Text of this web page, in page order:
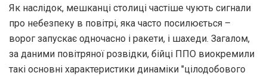
Як наслідок, мешканці столиці частіше чують сигнали
про небезпеку в повітрі, яка часто посилюється –
ворог запускає одночасно і ракети, і шахеди. Загалом,
за даними повітряної розвідки, бійці ППО виокремили
такі основні характеристики динаміки "цілодобового